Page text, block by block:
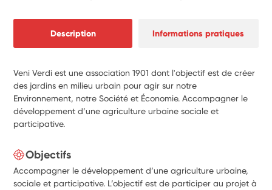
Description Informations pratiques
Veni Verdi est une association 1901 dont l'objectif est de créer
des jardins en milieu urbain pour agir sur notre
Environnement, notre Société et Économie. Accompagner le
développement d’une agriculture urbaine sociale et
participative.
Objectifs
Accompagner le développement d’une agriculture urbaine,
sociale et participative. L’objectif est de participer au projet à